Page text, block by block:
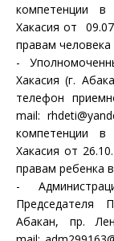
компетенции в
Хакасия от
правам человека
-
Хакасия (г.
телефон
mail:
компетенции в
Хакасия от
правам ребенка
-
Председателя
Абакан, пр.